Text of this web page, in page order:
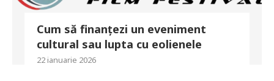
Cum să finanțezi un eveniment
cultural sau lupta cu eolienele
22 ianuarie 2026